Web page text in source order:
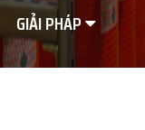
GIẢI PHÁP